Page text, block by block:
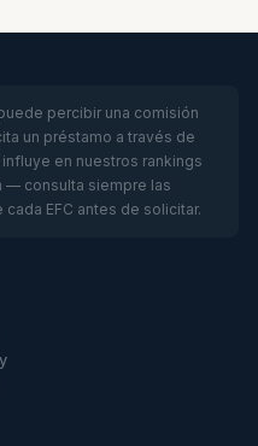
percibir una comisión
un préstamo a través de
en nuestros rankings
— consulta siempre las
EFC antes de solicitar.